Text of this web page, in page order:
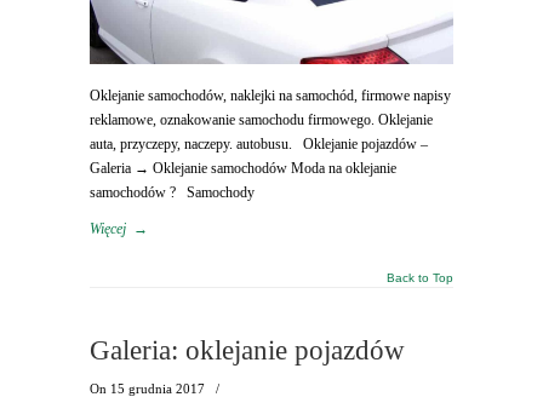
Oklejanie samochodów, naklejki na samochód, firmowe napisy
reklamowe, oznakowanie samochodu firmowego. Oklejanie
auta, przyczepy, naczepy. autobusu. Oklejanie pojazdów –
Galeria → Oklejanie samochodów Moda na oklejanie
samochodów ? Samochody
Więcej →
Back to Top
Galeria: oklejanie pojazdów
On 15 grudnia 2017
/